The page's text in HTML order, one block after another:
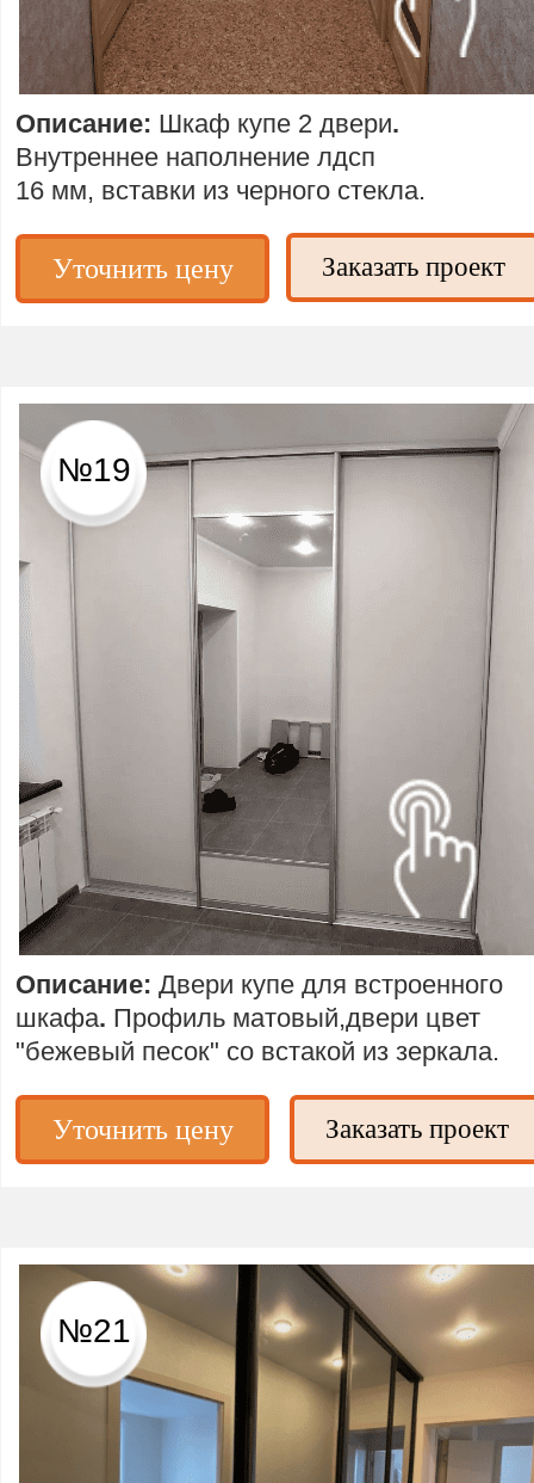
Заказать проект
Уточнить цену
№21
Уточнить цену
№19
Заказать проект
Описание: Шкаф купе 2 двери.
Внутреннее наполнение лдсп
16 мм, вставки из черного стекла.
Описание:Двери купе для встроенного
шкафа. Профиль матовый,двери цвет
"бежевый песок" со встакой из зеркала.